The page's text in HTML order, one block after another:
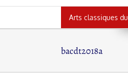
Arts classiques
bacdt2018a